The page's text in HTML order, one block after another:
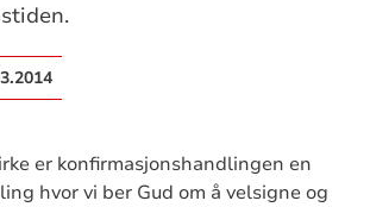
er konfirmasjonshandlingen en
hvor vi ber Gud om å velsigne og